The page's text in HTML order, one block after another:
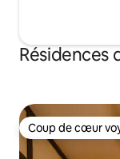
Résidences
Coup de cœur
Coup de cœur